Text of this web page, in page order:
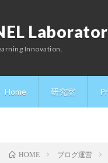
Innovation.
Home 研究室
HOME ブログ運営